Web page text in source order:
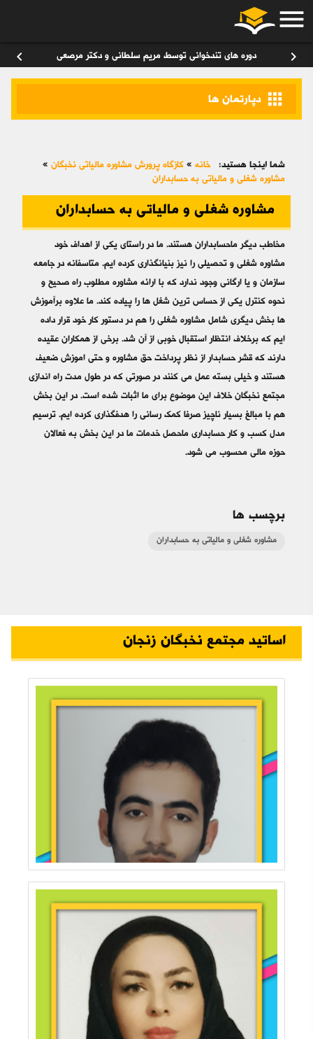
menu
chevron_right دوره های تندخوانی توسط مریم سلطانی و دکتر مرصعی chevron_left
apps دپارتمان ها
شما اینجا هستید: خانه » کازگاه پرورش مشاوره مالیاتی نخبگان »
مشاوره شغلی و مالیاتی به حسابداران
مشاوره شغلی و مالیاتی به حسابداران
مخاطب دیگر ماحسابداران هستند. ما در راستای یکی از اهداف خود
مشاوره شغلی و تحصیلی را نیز بنیانگذاری کرده ایم. متاسفانه در جامعه
سازمان و یا ارگانی وجود ندارد که با ارائه مشاوره مطلوب راه صحیح و
نحوه کنترل یکی از حساس ترین شغل ها را پیاده کند. ما علاوه برآموزش
ها بخش دیگری شامل مشاوره شغلی را هم در دستور کار خود قرار داده
ایم که برخلاف انتظار استقبال خوبی از آن شد. برخی از همکاران عقیده
دارند که قشر حسابدار از نظر پرداخت حق مشاوره و حتی اموزش ضعیف
هستند و خیلی بسته عمل می کنند در صورتی که در طول مدت راه اندازی
مجتمع نخبگان خلاف این موضوع برای ما اثبات شده است. در این بخش
هم با مبالغ بسیار ناچیز صرفا کمک رسانی را هدفگذاری کرده ایم. ترسیم
مدل کسب و کار حسابداری ماحصل خدمات ما در این بخش به فعالان
حوزه مالی محسوب می شود.
برچسب ها
مشاوره شغلی و مالیاتی به حسابداران
اساتید مجتمع نخبگان زنجان